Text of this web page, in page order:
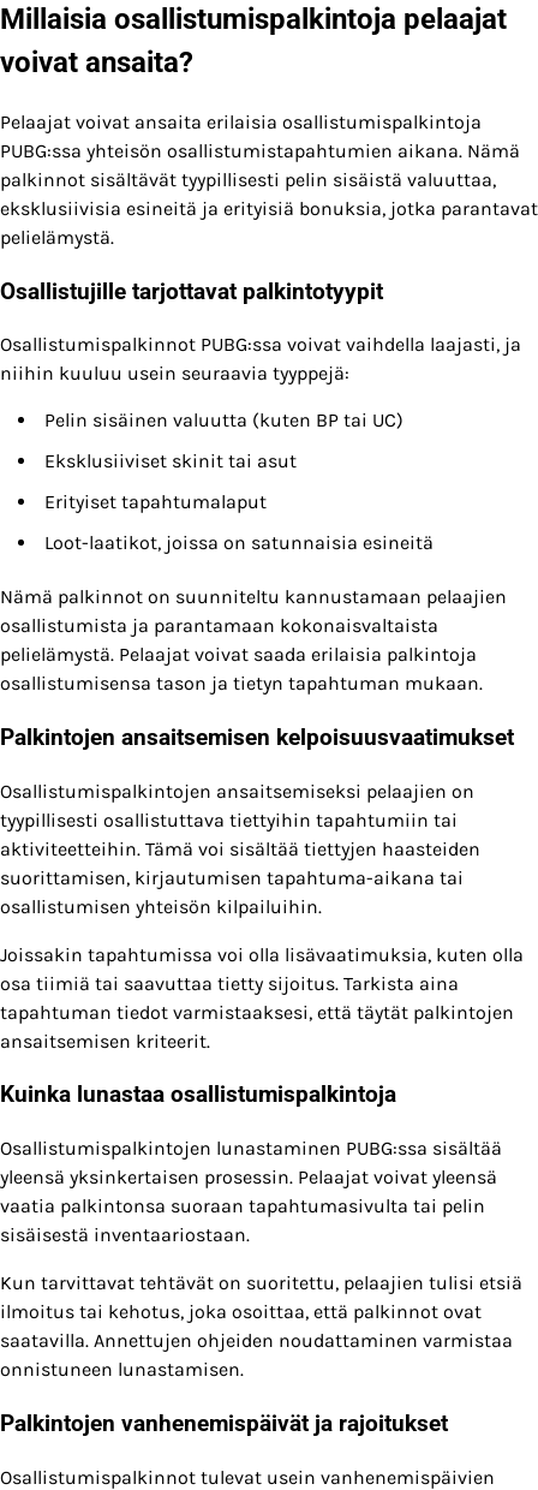
Millaisia osallistumispalkintoja pelaajat
voivat ansaita?
Pelaajat voivat ansaita erilaisia osallistumispalkintoja
PUBG:ssa yhteisön osallistumistapahtumien aikana. Nämä
palkinnot sisältävät tyypillisesti pelin sisäistä valuuttaa,
eksklusiivisia esineitä ja erityisiä bonuksia, jotka parantavat
pelielämystä.
Osallistujille tarjottavat palkintotyypit
Osallistumispalkinnot PUBG:ssa voivat vaihdella laajasti, ja
niihin kuuluu usein seuraavia tyyppejä:
Pelin sisäinen valuutta (kuten BP tai UC)
Eksklusiiviset skinit tai asut
Erityiset tapahtumalaput
Loot-laatikot, joissa on satunnaisia esineitä
Nämä palkinnot on suunniteltu kannustamaan pelaajien
osallistumista ja parantamaan kokonaisvaltaista
pelielämystä. Pelaajat voivat saada erilaisia palkintoja
osallistumisensa tason ja tietyn tapahtuman mukaan.
Palkintojen ansaitsemisen kelpoisuusvaatimukset
Osallistumispalkintojen ansaitsemiseksi pelaajien on
tyypillisesti osallistuttava tiettyihin tapahtumiin tai
aktiviteetteihin. Tämä voi sisältää tiettyjen haasteiden
suorittamisen, kirjautumisen tapahtuma-aikana tai
osallistumisen yhteisön kilpailuihin.
Joissakin tapahtumissa voi olla lisävaatimuksia, kuten olla
osa tiimiä tai saavuttaa tietty sijoitus. Tarkista aina
tapahtuman tiedot varmistaaksesi, että täytät palkintojen
ansaitsemisen kriteerit.
Kuinka lunastaa osallistumispalkintoja
Osallistumispalkintojen lunastaminen PUBG:ssa sisältää
yleensä yksinkertaisen prosessin. Pelaajat voivat yleensä
vaatia palkintonsa suoraan tapahtumasivulta tai pelin
sisäisestä inventaariostaan.
Kun tarvittavat tehtävät on suoritettu, pelaajien tulisi etsiä
ilmoitus tai kehotus, joka osoittaa, että palkinnot ovat
saatavilla. Annettujen ohjeiden noudattaminen varmistaa
onnistuneen lunastamisen.
Palkintojen vanhenemispäivät ja rajoitukset
Osallistumispalkinnot tulevat usein vanhenemispäivien